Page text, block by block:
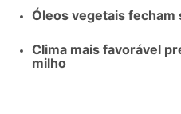
Óleos vegetais fecham
Clima mais favorável
milho